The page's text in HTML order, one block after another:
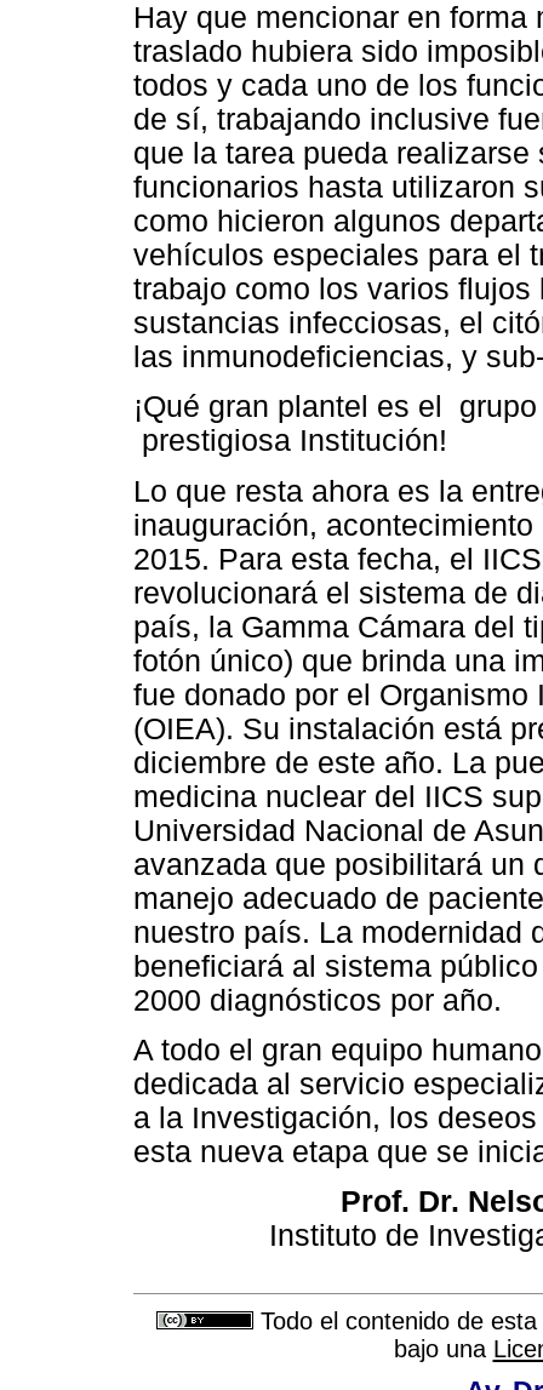
Hay que mencionar en
traslado hubiera sido
todos y cada uno de los
de sí, trabajando inclusive
que la tarea pueda
funcionarios hasta utilizaron
como hicieron algunos
vehículos especiales para el
trabajo como los varios
sustancias infecciosas, el
las inmunodeficiencias, y
¡Qué gran plantel es el
prestigiosa Institución!
Lo que resta ahora es la
inauguración,
2015. Para esta fecha, el
revolucionará el sistema de
país, la Gamma Cámara del
fotón único) que brinda una
fue donado por el
(OIEA). Su instalación está
diciembre de este año. La
medicina nuclear del IICS
Universidad Nacional de
avanzada que posibilitará un
manejo adecuado de
nuestro país. La modernidad
beneficiará al sistema
2000 diagnósticos por año.
A todo el gran equipo
dedicada al servicio
a la Investigación, los
esta nueva etapa que se
Prof. Dr.
Instituto de
Todo el contenido de
bajo una